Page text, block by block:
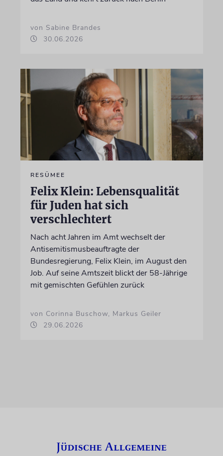
von Sabine Brandes
30.06.2026
RESÜMEE
Felix Klein: Lebensqualität
für Juden hat sich
verschlechtert
Nach acht Jahren im Amt wechselt der
Antisemitismusbeauftragte der
Bundesregierung, Felix Klein, im August den
Job. Auf seine Amtszeit blickt der 58-Jährige
mit gemischten Gefühlen zurück
von Corinna Buschow, Markus Geiler
29.06.2026